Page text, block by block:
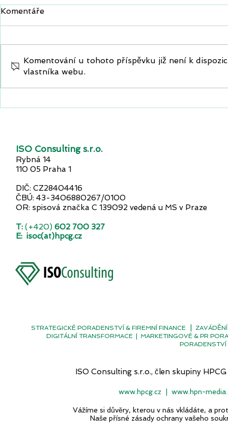
ESG reporting v kostce:
konkurenční výhodou
Stabilita
Komentáře
Komentování u tohoto příspěvku již není k
vlastníka webu.
ISO Consulting s.r.o.
Rybná 14
110 05 Praha 1
DIČ: CZ28404416
ČBÚ: 43-3406880267/0100
OR: spisová značka C 139092 vedená u MS v Praze
T: (+420) 602 700 327
E: isoc(at)hpcg.cz
STRATEGICKÉ PORADENSTVÍ & FIREMNÍ FINANCE
DIGITÁLNÍ TRANSFORMACE | MARKETINGOVÉ & PR
ISO Consulting s.r.o., člen skupiny
www.hpcg.cz www.hpn-
Vážíme si důvěry, kterou v nás vkládáte, a
Naše přísné zásady ochrany vašeho